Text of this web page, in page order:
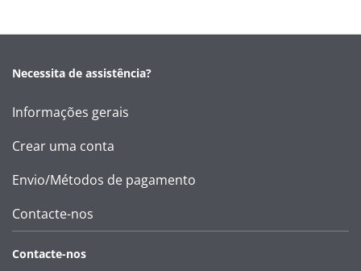
Necessita de assistência?
Informações gerais
Crear uma conta
Envio/Métodos de pagamento
Contacte-nos
Contacte-nos